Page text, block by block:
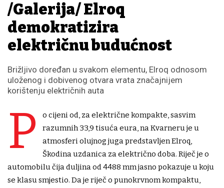
/Galerija/ Elroq
demokratizira
električnu budućnost
Brižljivo doređan u svakom elementu, Elroq odnosom
uloženog i dobivenog otvara vrata značajnijem
korištenju električnih auta
P
o cijeni od, za električne kompakte, sasvim
razumnih 33,9 tisuća eura, na Kvarneru je u
atmosferi olujnog juga predstavljen Elroq,
Škodina uzdanica za električno doba. Riječ je o
automobilu čija duljina od 4488 mm jasno pokazuje u koju
se klasu smjestio. Da je riječ o punokrvnom kompaktu,